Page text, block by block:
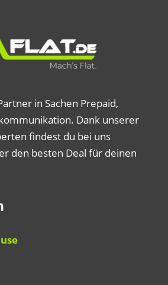
in Sachen Prepaid,
Dank unserer
findest du bei uns
den besten Deal für deinen